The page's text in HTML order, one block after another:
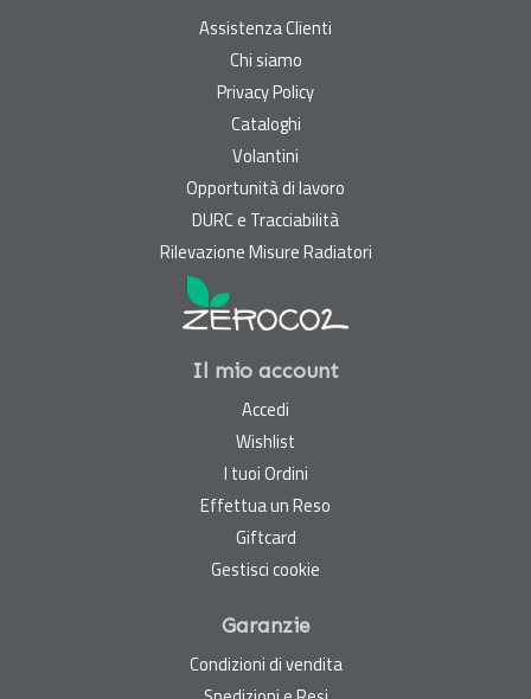
Assistenza Clienti
Chi siamo
Privacy Policy
Cataloghi
Volantini
Opportunità di lavoro
DURC e Tracciabilità
Rilevazione Misure Radiatori
Il mio account
Accedi
Wishlist
I tuoi Ordini
Effettua un Reso
Giftcard
Gestisci cookie
Garanzie
Condizioni di vendita